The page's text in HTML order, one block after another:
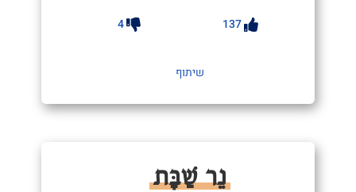
137
4
שיתוף
נֵר שַׁבָּת